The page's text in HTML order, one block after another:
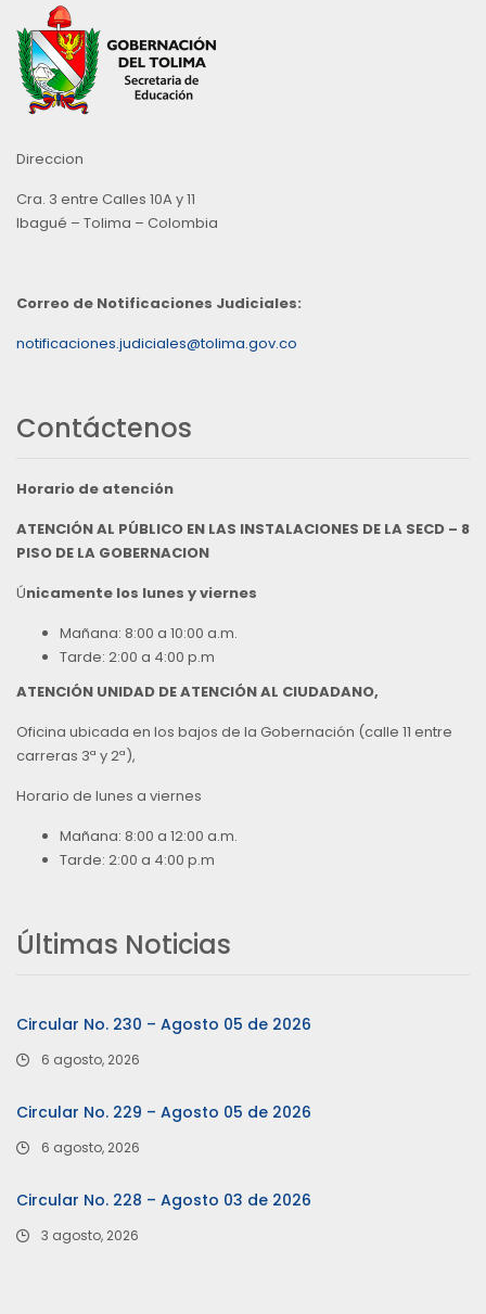
Direccion
Cra. 3 entre Calles 10A y 11
Ibagué – Tolima – Colombia
Correo de Notificaciones Judiciales:
notificaciones.judiciales@tolima.gov.co
Contáctenos
Horario de atención
ATENCIÓN AL PÚBLICO EN LAS INSTALACIONES DE LA SECD – 8
PISO DE LA GOBERNACION
Únicamente los lunes y viernes
Mañana: 8:00 a 10:00 a.m.
Tarde: 2:00 a 4:00 p.m
ATENCIÓN UNIDAD DE ATENCIÓN AL CIUDADANO,
Oficina ubicada en los bajos de la Gobernación (calle 11 entre
carreras 3ª y 2ª),
Horario de lunes a viernes
Mañana: 8:00 a 12:00 a.m.
Tarde: 2:00 a 4:00 p.m
Últimas Noticias
Circular No. 230 – Agosto 05 de 2026
6 agosto, 2026
Circular No. 229 – Agosto 05 de 2026
6 agosto, 2026
Circular No. 228 – Agosto 03 de 2026
3 agosto, 2026